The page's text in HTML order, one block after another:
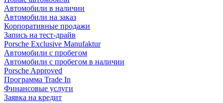
Автомобили в наличии
Автомобили на заказ
Корпоративные продажи
Запись на тест-драйв
Porsche Exclusive Manufaktur
Автомобили с пробегом
Автомобили с пробегом в наличии
Porsche Approved
Программа Trade In
Финансовые услуги
Заявка на кредит